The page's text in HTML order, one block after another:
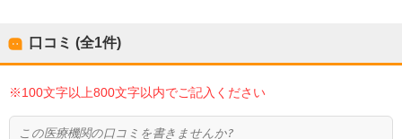
口コミ (全1件)
※100文字以上800文字以内でご記入ください